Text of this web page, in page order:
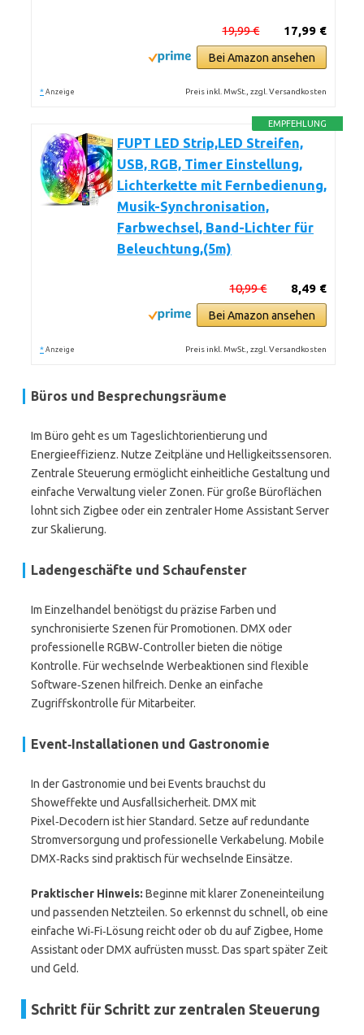
17,99 €
19,99 €
Bei Amazon ansehen
* Anzeige Preis inkl. MwSt., zzgl. Versandkosten
EMPFEHLUNG
FUPT LED Strip,LED Streifen,
USB, RGB, Timer Einstellung,
Lichterkette mit Fernbedienung,
Musik-Synchronisation,
Farbwechsel, Band-Lichter für
Beleuchtung,(5m)
8,49 €
10,99 €
Bei Amazon ansehen
* Anzeige Preis inkl. MwSt., zzgl. Versandkosten
Büros und Besprechungsräume
Im Büro geht es um Tageslichtorientierung und
Energieeffizienz. Nutze Zeitpläne und Helligkeitssensoren.
Zentrale Steuerung ermöglicht einheitliche Gestaltung und
einfache Verwaltung vieler Zonen. Für große Büroflächen
lohnt sich Zigbee oder ein zentraler Home Assistant Server
zur Skalierung.
Ladengeschäfte und Schaufenster
Im Einzelhandel benötigst du präzise Farben und
synchronisierte Szenen für Promotionen. DMX oder
professionelle RGBW‑Controller bieten die nötige
Kontrolle. Für wechselnde Werbeaktionen sind flexible
Software‑Szenen hilfreich. Denke an einfache
Zugriffskontrolle für Mitarbeiter.
Event‑Installationen und Gastronomie
In der Gastronomie und bei Events brauchst du
Showeffekte und Ausfallsicherheit. DMX mit
Pixel‑Decodern ist hier Standard. Setze auf redundante
Stromversorgung und professionelle Verkabelung. Mobile
DMX‑Racks sind praktisch für wechselnde Einsätze.
Praktischer Hinweis: Beginne mit klarer Zoneneinteilung
und passenden Netzteilen. So erkennst du schnell, ob eine
einfache Wi‑Fi‑Lösung reicht oder ob du auf Zigbee, Home
Assistant oder DMX aufrüsten musst. Das spart später Zeit
und Geld.
Schritt für Schritt zur zentralen Steuerung